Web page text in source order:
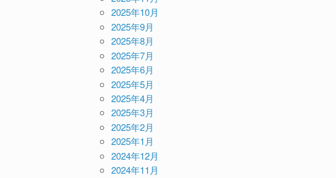
2025年10月
2025年9月
2025年8月
2025年7月
2025年6月
2025年5月
2025年4月
2025年3月
2025年2月
2025年1月
2024年12月
2024年11月